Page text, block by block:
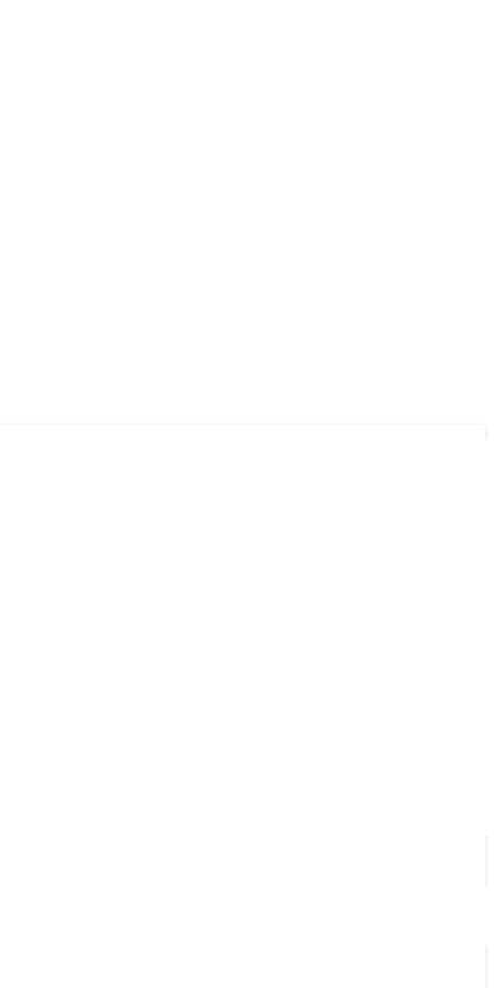
dass Einwanderer an Dienstagen und Donnerstagen im Widum
kann ich nicht sagen. Tatsache ist aber, dass sich immer mehr
so der freiheitliche Landtagsabgeordnete Sigmar Stocker in
mehr Herr der Lage ist. Zudem ist es schwierig,
jeder Einwanderer ein Bedürftiger bzw. eine Person ist, die sich
nehmen dürfen, andere sollen abgeschoben werden. In
für Unmut und Ärger bei den einheimischen
sind. Wer hier selbst Hand anlegt, bringt sich selbst und sein
Diese Menschen werden oft von organisierten Gruppen
und man kann von Glück reden, dass die Schlägerei nicht auf